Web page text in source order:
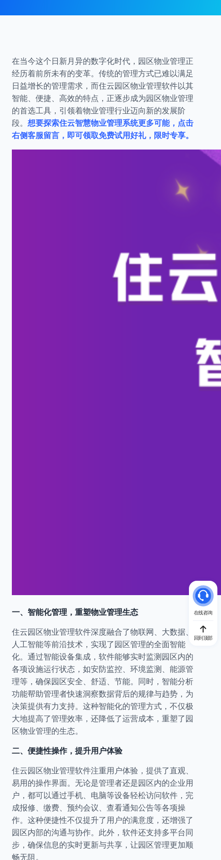
在当今这个日新月异的数字化时代，园区物业管理正
经历着前所未有的变革。传统的管理方式已难以满足
日益增长的管理需求，而住云园区物业管理软件以其
智能、便捷、高效的特点，正逐步成为园区物业管理
的首选工具，引领着物业管理行业迈向新的发展阶
段。 想要探索住云智慧物业管理系统更多可能，点击
右侧客服留言，即可领取免费试用好礼，限时专享。
一、智能化管理，重塑物业管理生态
住云园区物业管理软件深度融合了物联网、大数据、
人工智能等前沿技术，实现了园区管理的全面智能
化。通过智能设备集成，软件能够实时监测园区内的
各项设施运行状态，如安防监控、环境监测、能源管
理等，确保园区安全、舒适、节能。同时，智能分析
功能帮助管理者快速洞察数据背后的规律与趋势，为
决策提供有力支持。这种智能化的管理方式，不仅极
大地提高了管理效率，还降低了运营成本，重塑了园
区物业管理的生态。
二、便捷性操作，提升用户体验
住云园区物业管理软件注重用户体验，提供了直观、
易用的操作界面。无论是管理者还是园区内的企业用
户，都可以通过手机、电脑等设备轻松访问软件，完
成报修、缴费、预约会议、查看通知公告等各项操
作。这种便捷性不仅提升了用户的满意度，还增强了
园区内部的沟通与协作。此外，软件还支持多平台同
步，确保信息的实时更新与共享，让园区管理更加顺
畅无阻。
在线咨询
回到顶部